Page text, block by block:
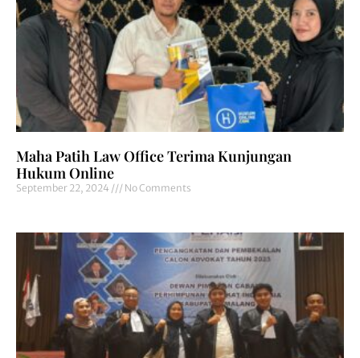
Maha Patih Law Office Terima Kunjungan
Hukum Online
September 22, 2024 No Comments